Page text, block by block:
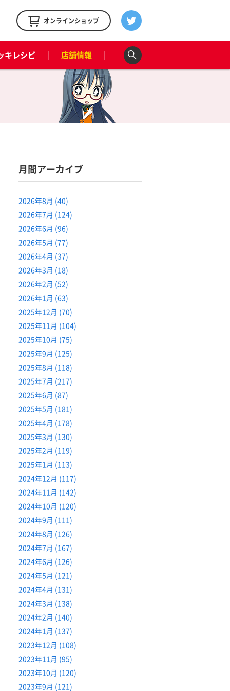
オンラインショップ
キレシピ 店舗情報
月間アーカイブ
2026年8月 (40)
2026年7月 (124)
2026年6月 (96)
2026年5月 (77)
2026年4月 (37)
2026年3月 (18)
2026年2月 (52)
2026年1月 (63)
2025年12月 (70)
2025年11月 (104)
2025年10月 (75)
2025年9月 (125)
2025年8月 (118)
2025年7月 (217)
2025年6月 (87)
2025年5月 (181)
2025年4月 (178)
2025年3月 (130)
2025年2月 (119)
2025年1月 (113)
2024年12月 (117)
2024年11月 (142)
2024年10月 (120)
2024年9月 (111)
2024年8月 (126)
2024年7月 (167)
2024年6月 (126)
2024年5月 (121)
2024年4月 (131)
2024年3月 (138)
2024年2月 (140)
2024年1月 (137)
2023年12月 (108)
2023年11月 (95)
2023年10月 (120)
2023年9月 (121)